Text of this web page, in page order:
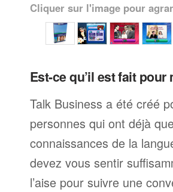
Cliquer sur l'image pour
Est-ce qu’il est fait pour
Talk Business a été créé
personnes qui ont déjà
connaissances de la
devez vous sentir
l’aise pour suivre une